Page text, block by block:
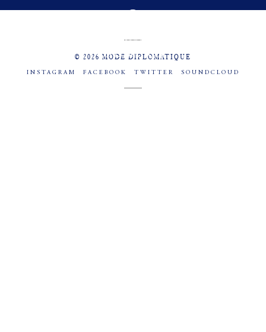
© 2026 MODE DIPLOMATIQUE
INSTAGRAM FACEBOOK TWITTER SOUNDCLOUD